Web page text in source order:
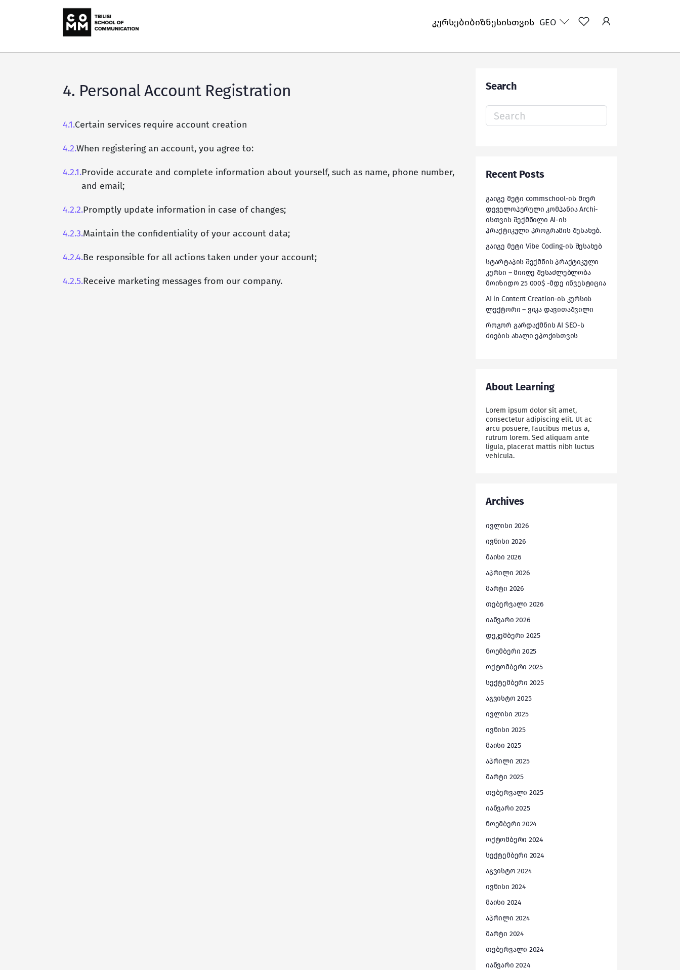
კურსებიბიზნესისთვის GEO
4. Personal Account Registration
4.1.Certain services require account creation
4.2.When registering an account, you agree to:
4.2.1.Provide accurate and complete information about yourself, such as name, phone number,
and email;
4.2.2.Promptly update information in case of changes;
4.2.3.Maintain the confidentiality of your account data;
4.2.4.Be responsible for all actions taken under your account;
4.2.5.Receive marketing messages from our company.
Search
Search
for:
Recent Posts
გაიგე მეტი commschool-ის მიერ
დეველოპერული კომპანია Archi-
ისთვის შექმნილი AI-ის
პრაქტიკული პროგრამის შესახებ.
გაიგე მეტი Vibe Coding-ის შესახებ
სტარტაპის შექმნის პრაქტიკული
კურსი – მიიღე შესაძლებლობა
მოიზიდო 25 000$ -მდე ინვესტიცია
AI in Content Creation-ის კურსის
ლექტორი – ვიკა დავითაშვილი
როგორ გარდაქმნის AI SEO-ს
ძიების ახალი ეპოქისთვის
About Learning
Lorem ipsum dolor sit amet,
consectetur adipiscing elit. Ut ac
arcu posuere, faucibus metus a,
rutrum lorem. Sed aliquam ante
ligula, placerat mattis nibh luctus
vehicula.
Archives
ივლისი 2026
ივნისი 2026
მაისი 2026
აპრილი 2026
მარტი 2026
თებერვალი 2026
იანვარი 2026
დეკემბერი 2025
ნოემბერი 2025
ოქტომბერი 2025
სექტემბერი 2025
აგვისტო 2025
ივლისი 2025
ივნისი 2025
მაისი 2025
აპრილი 2025
მარტი 2025
თებერვალი 2025
იანვარი 2025
ნოემბერი 2024
ოქტომბერი 2024
სექტემბერი 2024
აგვისტო 2024
ივნისი 2024
მაისი 2024
აპრილი 2024
მარტი 2024
თებერვალი 2024
იანვარი 2024